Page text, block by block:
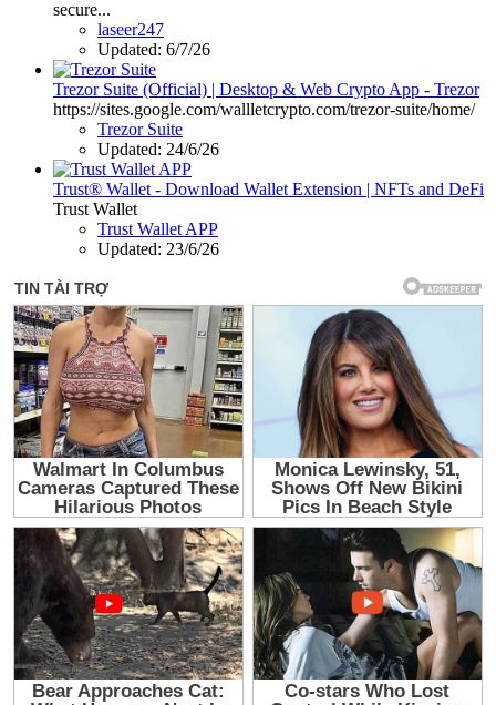
secure...
laseer247
Updated: 6/7/26
Trezor Suite (Official) | Desktop & Web Crypto App - Trezor
https://sites.google.com/wallletcrypto.com/trezor-suite/home/
Trezor Suite
Updated: 24/6/26
Trust® Wallet - Download Wallet Extension | NFTs and DeFi
Trust Wallet
Trust Wallet APP
Updated: 23/6/26